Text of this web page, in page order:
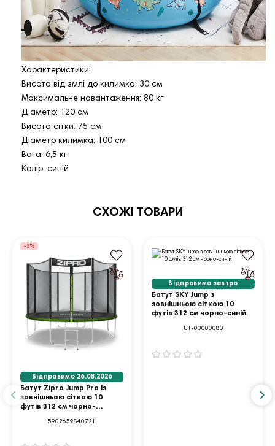
Характеристики:
Висота від змлі до килимка: 30 см
Максимальне навантаження: 80 кг
Діаметр: 120 см
Висота сітки: 75 см
Діаметр килимка: 100 см
Вага: 6,5 кг
Колір: синій
СХОЖІ ТОВАРИ
-5%
Відправимо 26.08.2026
Батут Zipro Jump Pro із
зовнішньою сіткою 10
футів 312 см чорно-
5902659840721
Відправимо завтра
Батут SKY Jump з
зовнішньою сіткою 10
футів 312 см чорно-синій
UT-00000080